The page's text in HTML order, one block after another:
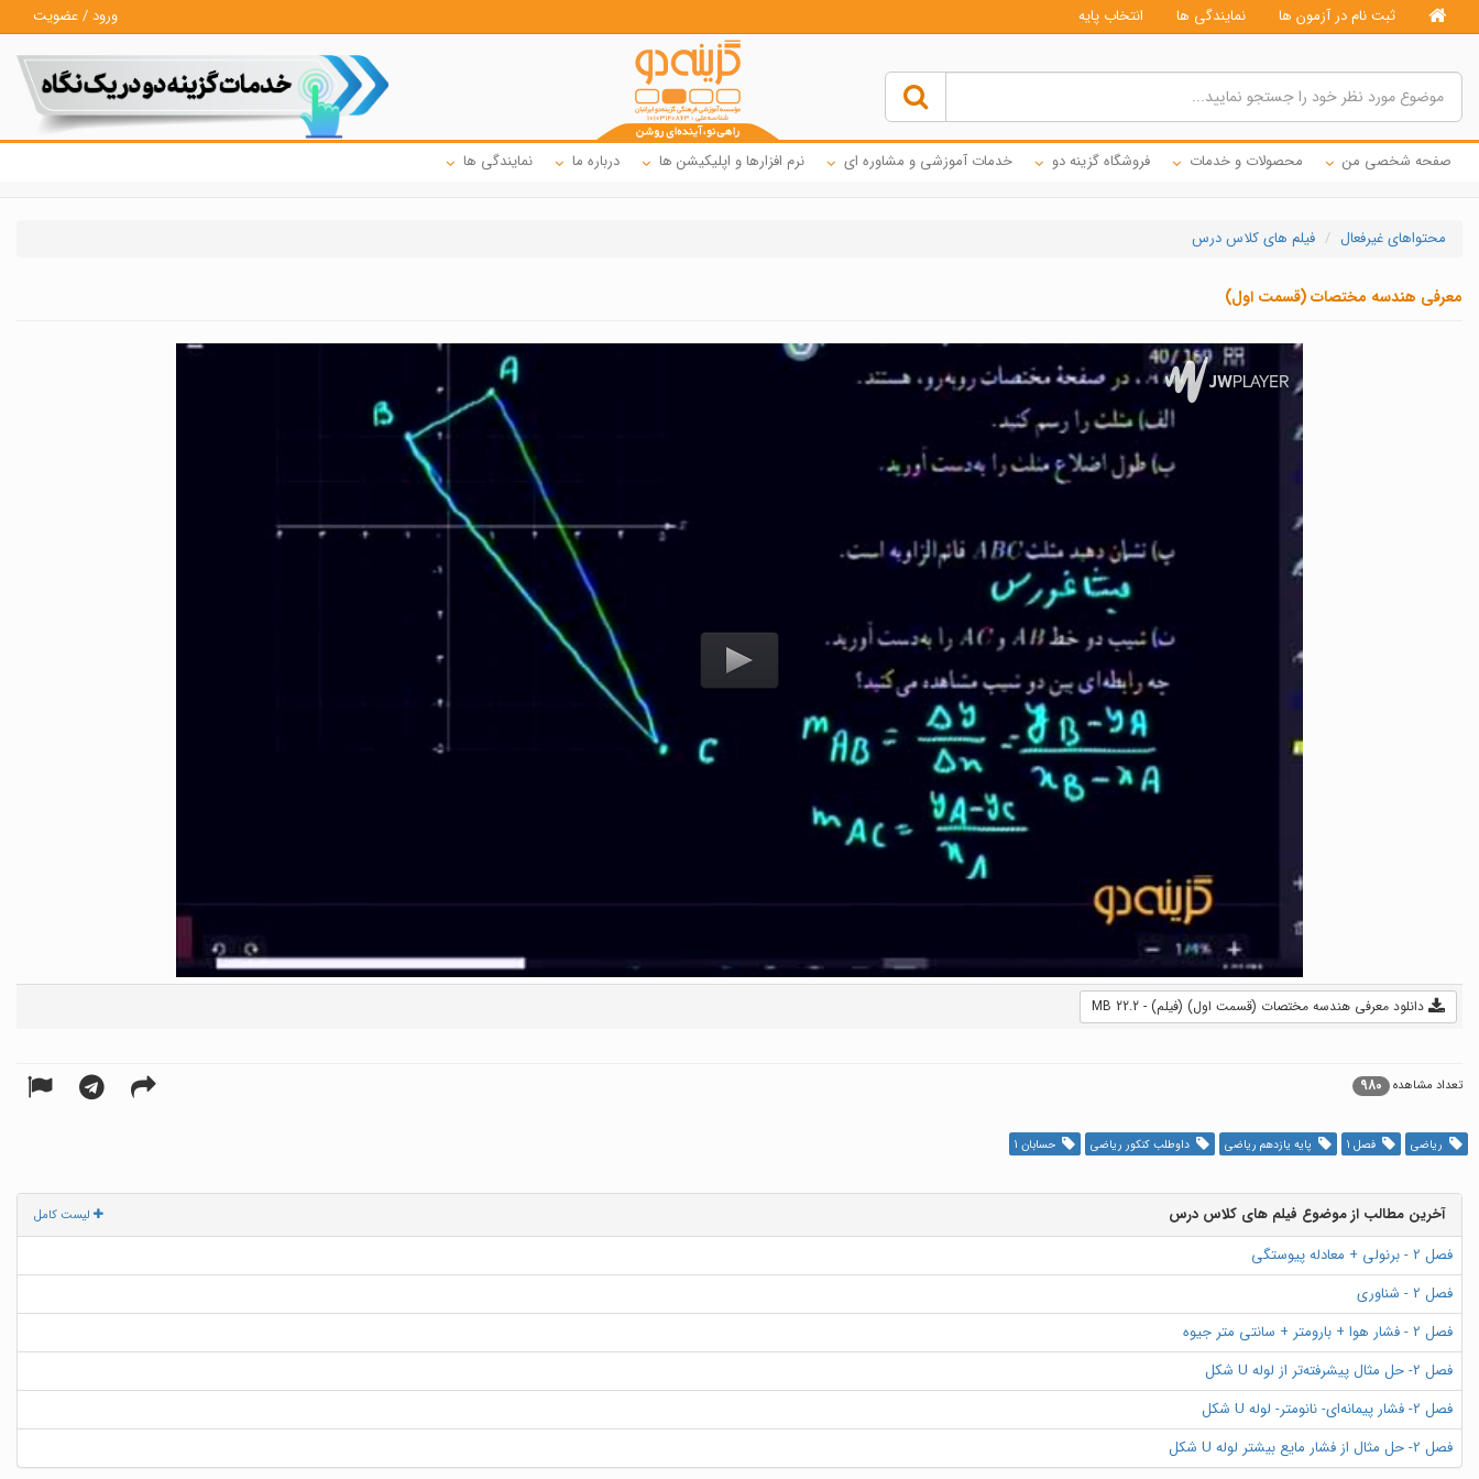
ثبت نام در آزمون ها نمایندگی ها انتخاب پایه ورود / عضویت
صفحه شخصی من محصولات و خدمات فروشگاه گزینه دو خدمات آموزشی و مشاوره ای نرم افزارها و اپلیکیشن ها درباره ما نمایندگی ها
محتواهای غیرفعال فیلم های کلاس درس
معرفی هندسه مختصات (قسمت اول)
دانلود معرفی هندسه مختصات (قسمت اول) (فیلم) - 22.2 MB
تعداد مشاهده 980
ریاضی فصل 1 پایه یازدهم ریاضی داوطلب کنکور ریاضی حسابان 1
لیست کامل
آخرین مطالب از موضوع فیلم های کلاس درس
فصل 2 - برنولی + معادله پیوستگی
فصل 2 - شناوری
فصل 2 - فشار هوا + بارومتر + سانتی متر جیوه
فصل 2- حل مثال پیشرفته‌تر از لوله U شکل
فصل 2- فشار پیمانه‌ای- نانومتر- لوله U شکل
فصل 2- حل مثال از فشار مایع بیشتر لوله U شکل